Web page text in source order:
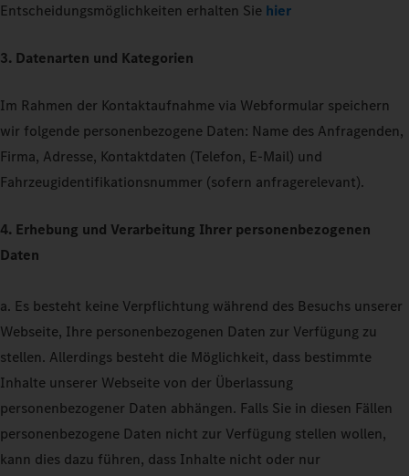
Entscheidungsmöglichkeiten erhalten Sie hier
3. Datenarten und Kategorien
Im Rahmen der Kontaktaufnahme via Webformular speichern
wir folgende personenbezogene Daten: Name des Anfragenden,
Firma, Adresse, Kontaktdaten (Telefon, E-Mail) und
Fahrzeugidentifikationsnummer (sofern anfragerelevant).
4. Erhebung und Verarbeitung Ihrer personenbezogenen
Daten
a. Es besteht keine Verpflichtung während des Besuchs unserer
Webseite, Ihre personenbezogenen Daten zur Verfügung zu
stellen. Allerdings besteht die Möglichkeit, dass bestimmte
Inhalte unserer Webseite von der Überlassung
personenbezogener Daten abhängen. Falls Sie in diesen Fällen
personenbezogene Daten nicht zur Verfügung stellen wollen,
kann dies dazu führen, dass Inhalte nicht oder nur